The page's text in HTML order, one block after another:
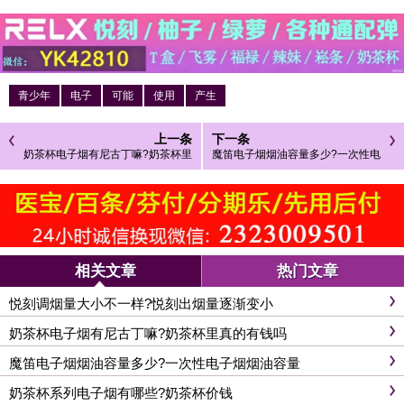
青少年 电子 可能 使用 产生
上一条
奶茶杯电子烟有尼古丁嘛?奶茶杯里
真的有钱吗
下一条
魔笛电子烟烟油容量多少?一次性电
子烟烟油容量
相关文章 热门文章
悦刻调烟量大小不一样?悦刻出烟量逐渐变小
奶茶杯电子烟有尼古丁嘛?奶茶杯里真的有钱吗
魔笛电子烟烟油容量多少?一次性电子烟烟油容量
奶茶杯系列电子烟有哪些?奶茶杯价钱